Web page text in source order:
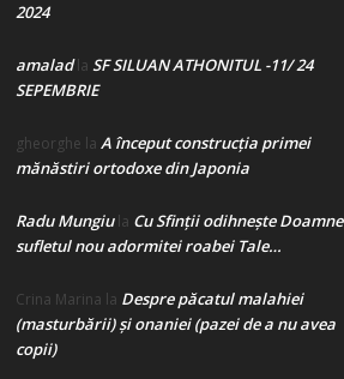
2024
amaladla SF SILUAN ATHONITUL -11/ 24
SEPEMBRIE
gheorghe la A început construcţia primei
mănăstiri ortodoxe din Japonia
Radu Mungiula Cu Sfinții odihnește Doamne
sufletul nou adormitei roabei Tale…
Crina Marina la Despre păcatul malahiei
(masturbării) şi onaniei (pazei de a nu avea
copii)